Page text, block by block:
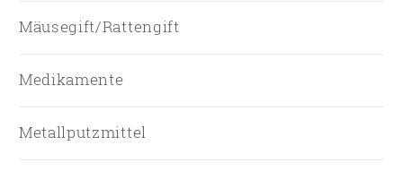
Mäusegift/Rattengift
Medikamente
Metallputzmittel